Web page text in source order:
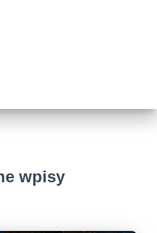
wpisy